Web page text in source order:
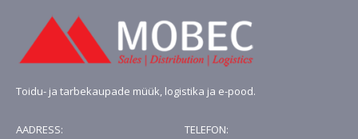
Toidu- ja tarbekaupade müük, logistika ja e-pood.
AADRESS:
TELEFON: